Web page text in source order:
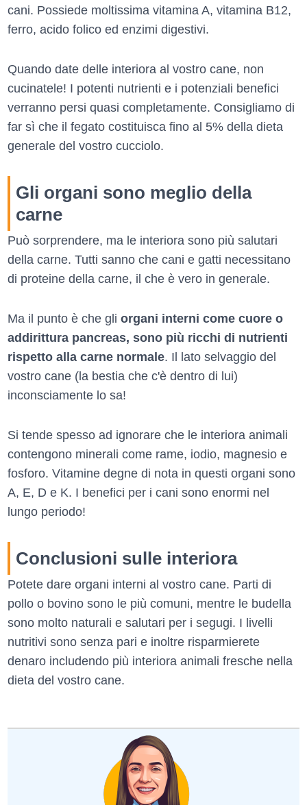
cani. Possiede moltissima vitamina A, vitamina B12,
ferro, acido folico ed enzimi digestivi.
Quando date delle interiora al vostro cane, non
cucinatele! I potenti nutrienti e i potenziali benefici
verranno persi quasi completamente. Consigliamo di
far sì che il fegato costituisca fino al 5% della dieta
generale del vostro cucciolo.
Gli organi sono meglio della
carne
Può sorprendere, ma le interiora sono più salutari
della carne. Tutti sanno che cani e gatti necessitano
di proteine della carne, il che è vero in generale.
Ma il punto è che gli organi interni come cuore o
addirittura pancreas, sono più ricchi di nutrienti
rispetto alla carne normale. Il lato selvaggio del
vostro cane (la bestia che c'è dentro di lui)
inconsciamente lo sa!
Si tende spesso ad ignorare che le interiora animali
contengono minerali come rame, iodio, magnesio e
fosforo. Vitamine degne di nota in questi organi sono
A, E, D e K. I benefici per i cani sono enormi nel
lungo periodo!
Conclusioni sulle interiora
Potete dare organi interni al vostro cane. Parti di
pollo o bovino sono le più comuni, mentre le budella
sono molto naturali e salutari per i segugi. I livelli
nutritivi sono senza pari e inoltre risparmierete
denaro includendo più interiora animali fresche nella
dieta del vostro cane.